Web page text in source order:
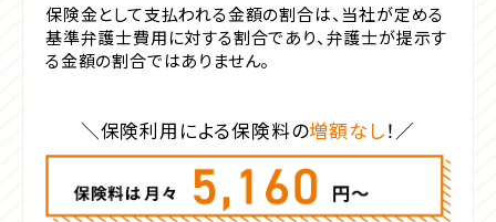
保険金として支払われる金額の割合は、当社が定める
基準弁護士費用に対する割合であり、弁護士が提示す
る金額の割合ではありません。
保険利用による保険料の増額なし！